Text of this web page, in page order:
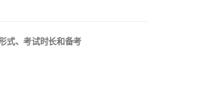
式、考试时长和备考